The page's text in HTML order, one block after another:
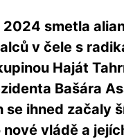
2024 smetla
v čele s
Haját
Bašára
se ihned začaly
vládě a